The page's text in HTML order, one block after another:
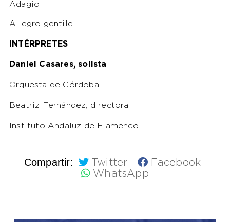
Adagio
Allegro gentile
INTÉRPRETES
Daniel Casares, solista
Orquesta de Córdoba
Beatriz Fernández, directora
Instituto Andaluz de Flamenco
Compartir: Twitter
Facebook
WhatsApp